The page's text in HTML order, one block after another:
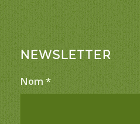
NEWSLETTER
Nom *